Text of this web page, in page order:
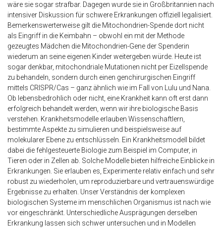
wäre sie sogar strafbar. Dagegen wurde sie in Großbritannien nach
intensiver Diskussion für schwere Erkrankungen offiziell legalisiert.
Bemerkenswerterweise gilt die Mitochondrien-Spende dort nicht
als Eingriff in die Keimbahn – obwohl ein mit der Methode
gezeugtes Mädchen die Mitochondrien-Gene der Spenderin
wiederum an seine eigenen Kinder weitergeben würde. Heute ist
sogar denkbar, mitochondriale Mutationen nicht per Eizellspende
zu behandeln, sondern durch einen genchirurgischen Eingriff
mittels CRISPR/Cas – ganz ähnlich wie im Fall von Lulu und Nana.
Ob lebensbedrohlich oder nicht, eine Krankheit kann oft erst dann
erfolgreich behandelt werden, wenn wir ihre biologische Basis
verstehen. Krankheitsmodelle erlauben Wissenschaftlern,
bestimmte Aspekte zu simulieren und beispielsweise auf
molekularer Ebene zu entschlüsseln. Ein Krankheitsmodell bildet
dabei die fehlgesteuerte Biologie zum Beispiel im Computer, in
Tieren oder in Zellen ab. Solche Modelle bieten hilfreiche Einblicke in
Erkrankungen. Sie erlauben es, Experimente relativ einfach und sehr
robust zu wiederholen, um reproduzierbare und vertrauenswürdige
Ergebnisse zu erhalten. Unser Verständnis der komplexen
biologischen Systeme im menschlichen Organismus ist nach wie
vor eingeschränkt. Unterschiedliche Ausprägungen derselben
Erkrankung lassen sich schwer untersuchen und in Modellen